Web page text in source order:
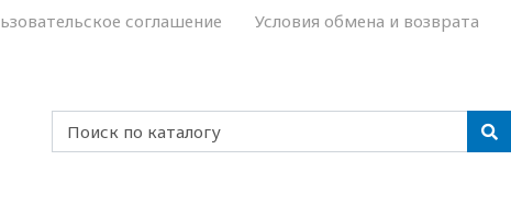
соглашение Условия обмена и возврата